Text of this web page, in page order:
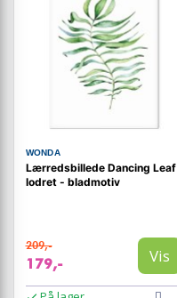
WONDA
Lærredsbillede Dancing Leaf
lodret - bladmotiv
209,-
179,- Vis